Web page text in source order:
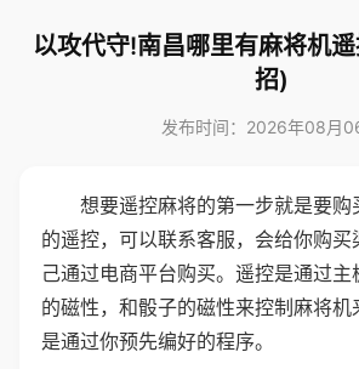
以攻代守!南昌哪里有麻将机
招)
发布时间：2026年08月
想要遥控麻将的第一步就是要购
的遥控，可以联系客服，会给你购买
己通过电商平台购买。遥控是通过
的磁性，和骰子的磁性来控制麻将
是通过你预先编好的程序。